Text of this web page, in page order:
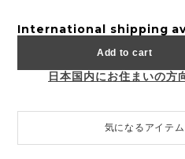
International shipping
Add to cart
日本国内にお住まいの方
気になるアイテ